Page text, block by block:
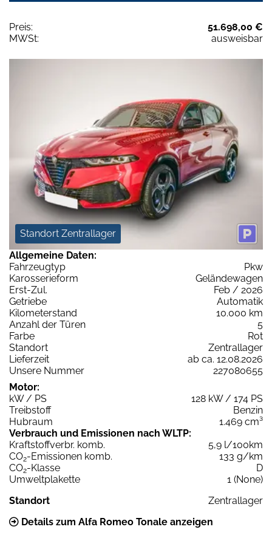
Preis:
51.698,00 €
MWSt:
ausweisbar
Standort Zentrallager
Allgemeine Daten:
Fahrzeugtyp
Pkw
Karosserieform
Geländewagen
Erst-Zul.
Feb / 2026
Getriebe
Automatik
Kilometerstand
10.000 km
Anzahl der Türen
5
Farbe
Rot
Standort
Zentrallager
Lieferzeit
ab ca. 12.08.2026
Unsere Nummer
227080655
Motor:
kW / PS
128 kW / 174 PS
Treibstoff
Benzin
Hubraum
1.469 cm³
Verbrauch und Emissionen nach WLTP:
Kraftstoffverbr. komb.
5,9 l/100km
CO2-Emissionen komb.
133 g/km
CO2-Klasse
D
Umweltplakette
1 (None)
Standort
Zentrallager
Details zum Alfa Romeo Tonale anzeigen